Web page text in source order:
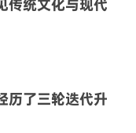
传统文化与现代
历了三轮迭代升